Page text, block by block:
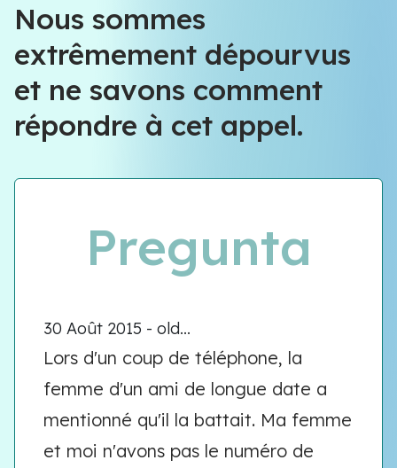
Nous sommes
extrêmement dépourvus
et ne savons comment
répondre à cet appel.
Pregunta
30 Août 2015 - old...
Lors d'un coup de téléphone, la
femme d'un ami de longue date a
mentionné qu'il la battait. Ma femme
et moi n'avons pas le numéro de